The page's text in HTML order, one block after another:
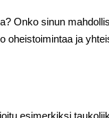
Onko sinun
oheistoimintaa ja